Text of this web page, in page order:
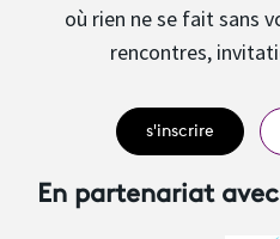
où rien ne se fait sans
rencontres,
s'inscrire
En partenariat avec